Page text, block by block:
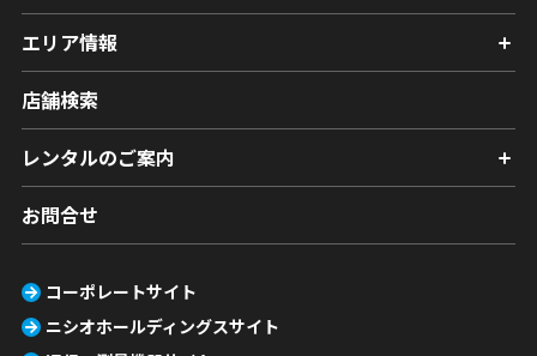
エリア情報
店舗検索
レンタルのご案内
お問合せ
コーポレートサイト
ニシオホールディングスサイト